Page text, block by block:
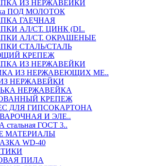
ИЗ НЕРЖАВЕЙКИ
ПОД МОЛОТОК
ГАЕЧНАЯ
АЛ/СТ. ЦИНК (DI..
АЛ/СТ. ОКРАШЕНЫЕ
СТАЛЬ/СТАЛЬ
КРЕПЕЖ
ИЗ НЕРЖАВЕЙКИ
ИЗ НЕРЖАВЕЮЩИХ МЕ..
НЕРЖАВЕЙКИ
НЕРЖАВЕЙКА
КРЕПЕЖ
ДЛЯ ГИПСОКАРТОНА
И ЭЛЕ..
ГОСТ 3..
МАТЕРИАЛЫ
WD-40
ПИЛА